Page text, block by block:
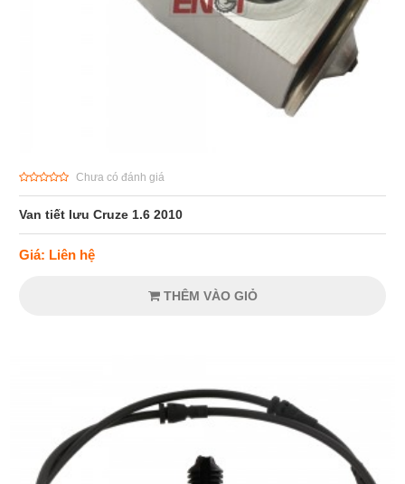
Chưa có đánh giá
Van tiết lưu Cruze 1.6 2010
Giá: Liên hệ
THÊM VÀO GIỎ